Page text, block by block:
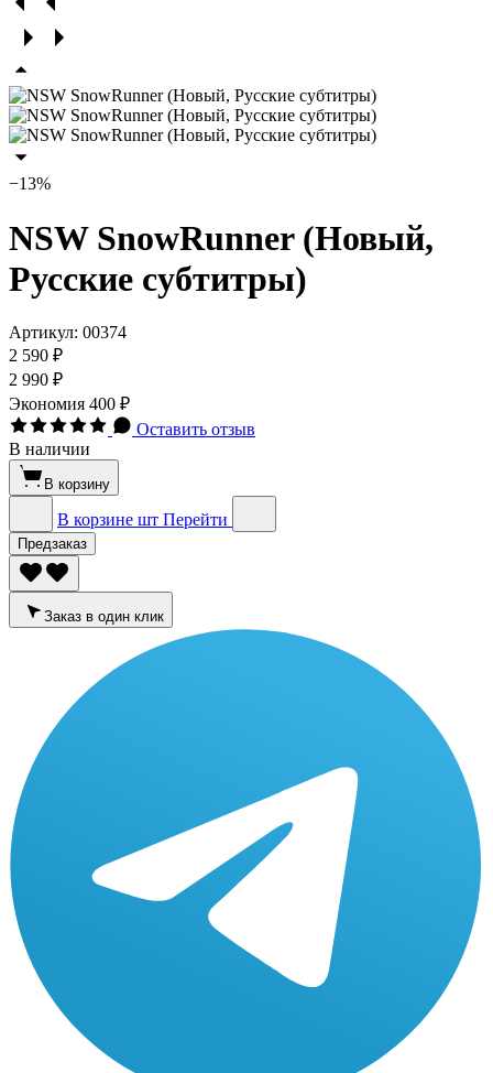
−13%
NSW SnowRunner (Новый,
Русские субтитры)
Артикул: 00374
2 590 ₽
2 990 ₽
Экономия 400 ₽
Оставить отзыв
В наличии
В корзину
В корзине шт Перейти
Предзаказ
Заказ в один клик